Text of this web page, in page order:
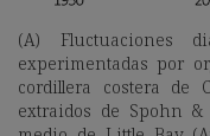
(A) Fluctuaciones
experimentadas por
cordillera costera de
extraidos de Spohn